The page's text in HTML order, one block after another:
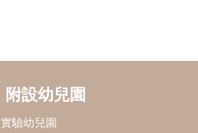
附設幼兒園
實驗幼兒園